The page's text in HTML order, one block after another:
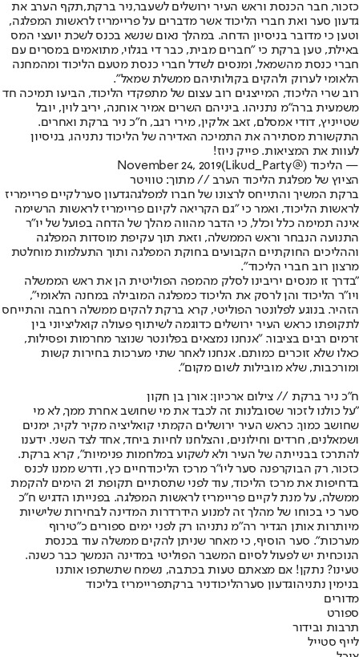
כזכור, חבר הכנסת וראש העיר ירושלים לשעבר,ניר ברקת,תקף הערב את
גדעון סער ואת חברי הליכוד אשר מדברים על פריימריז לראשות המפלגה,
וטען כי מדובר בניסיון הדחה. במהלך נאום שנשא בכנס לשכת יועצי המס
באילת, טען ברקת כי "חברים מבית, כבר די בגלוי, מתואמים במסרים עם
חברי כנסת מהשמאל, ומנסים לשדל חברי כנסת מטעם הליכוד ומהמחנה
הלאומי לערוק ולהקים בקולותיהם ממשלת שמאל".
רוב שרי הליכוד, המייצגים רוב עצום של מתפקדי הליכוד, הביעו תמיכה חד
משמעית ברה״מ נתניהו. ביניהם השרים אמיר אוחנה, יריב לוין, יובל
שטייניץ, דודי אמסלם, זאב אלקין, מירי רגב, ח״כ ניר ברקת ואחרים.
התקשורת מסתירה את התמיכה האדירה של הליכוד נתניהו, בניסיון
לעוות את המציאות. פייק ניוז!
— הליכוד (@Likud_Party)
November 24, 2019
הציוץ של מפלגת הליכוד הערב // מתוך: טוויטר
ברקת המשיך והתייחס לרצונו של חברו למפלגהגדעון סערלקיים פריימריז
לראשות הליכוד, ואמר כי "גם הקריאה לקיום פריימריז לראשות הרשימה
אינה תמימה כלל וכלל, כי הדבר מהווה מהלך של הדחה בפועל של יו"ר
התנועה הנבחר וראש הממשלה, וזאת תוך עקיפת מוסדות המפלגה
וההליכים החוקתיים הקבועים בחוקת המפלגה ותוך התעלמות מוחלטת
מרצון רוב חברי הליכוד".
"בדרך זו מנסים יריבינו לסלק מהמפה הפוליטית הן את ראש הממשלה
ויו"ר הליכוד והן לרסק את הליכוד כמפלגה המובילה במחנה הלאומי",
הזהיר. בנוגע לפלונטר הפוליטי, קרא ברקת להקים ממשלה רחבה והתייחס
לתקופתו כראש העיר ירושלים כדוגמה לשיתוף פעולה קואליציוני בין
זרמים רבים בציבור. "אנחנו נמצאים בפלונטר שנוצר מחרמות ופסילות,
כאלו שלא זוכרים כמותם. אנחנו לאחר שתי מערכות בחירות קשות
ומורכבות, שלא מובילות לשום מקום".
ח"כ ניר ברקת // צילום ארכיון: אורן בן חקון
"על כולנו לזכור שסובלנות זה לכבד את מי שחושב אחרת ממך, לא מי
שחושב כמוך. כראש העיר ירושלים הקמתי קואליציה מקיר לקיר, ימנים
ושמאלנים, חרדים וחילונים, והצלחנו לחיות ביחד, אחד לצד השני. ידענו
להתרכז בבנייתה של העיר ולא לשקוע במלחמות פנימיות", קרא ברקת.
כזכור, רק הבוקרפנה סער ליו"ר מרכז הליכודחיים כץ, ודרש ממנו לכנס
בדחיפות את מרכז הליכוד, עוד לפני שתסתיים תקופת 21 הימים להקמת
ממשלה, על מנת לקיים פריימריז לראשות המפלגה. בפנייתו הדגיש ח"כ
סער כי בכוחו של מהלך זה למנוע הידרדרות המדינה לבחירות שלישיות
מיותרות אותן הגדיר רה"מ נתניהו רק לפני ימים ספורים כ"טירוף
מערכות". סער הוסיף, כי מאחר שניתן להקים ממשלה עוד בכנסת
הנוכחית יש לפעול לסיום המשבר הפוליטי במדינה הנמשך כבר כשנה.
טעינו? נתקן! אם מצאתם טעות בכתבה, נשמח שתשתפו אותנו
בנימין נתניהוגדעון סערהליכודניר ברקתפריימריז בליכוד
מדורים
ספורט
תרבות ובידור
לייף סטייל